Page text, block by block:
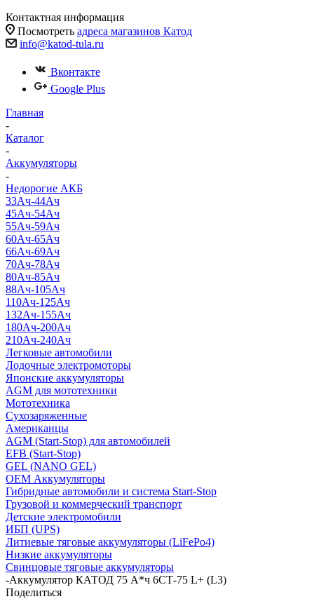
Контактная информация
Посмотреть адреса магазинов Катод
info@katod-tula.ru
Вконтакте
Google Plus
Главная
-
Каталог
-
Аккумуляторы
-
Недорогие АКБ
33Ач-44Ач
45Ач-54Ач
55Ач-59Ач
60Ач-65Ач
66Ач-69Ач
70Ач-78Ач
80Ач-85Ач
88Ач-105Ач
110Ач-125Ач
132Ач-155Ач
180Ач-200Ач
210Ач-240Ач
Легковые автомобили
Лодочные электромоторы
Японские аккумуляторы
AGM для мототехники
Мототехника
Сухозаряженные
Американцы
AGM (Start-Stop) для автомобилей
EFB (Start-Stop)
GEL (NANO GEL)
OEM Аккумуляторы
Гибридные автомобили и система Start-Stop
Грузовой и коммерческий транспорт
Детские электромобили
ИБП (UPS)
Литиевые тяговые аккумуляторы (LiFePo4)
Низкие аккумуляторы
Свинцовые тяговые аккумуляторы
-Аккумулятор КАТОД 75 А*ч 6СТ-75 L+ (L3)
Поделиться